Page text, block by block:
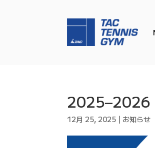
2025–2026
12月 25, 2025 | お知らせ